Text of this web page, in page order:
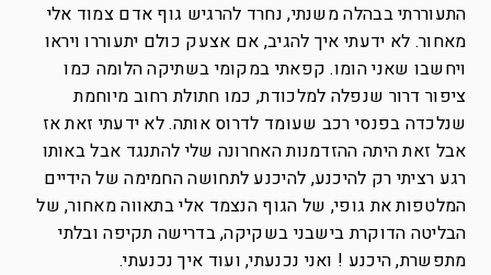
התעוררתי בבהלה משנתי, נחרד להרגיש גוף אדם צמוד אלי
מאחור. לא ידעתי איך להגיב, אם אצעק כולם יתעוררו ויראו
ויחשבו שאני הומו. קפאתי במקומי בשתיקה הלומה כמו
ציפור דרור שנפלה למלכודת, כמו חתולת רחוב מיוחמת
שנלכדה בפנסי רכב שעומד לדרוס אותה. לא ידעתי זאת אז
אבל זאת היתה ההזדמנות האחרונה שלי להתנגד אבל באותו
רגע רציתי רק להיכנע, להיכנע לתחושה החמימה של הידיים
המלטפות את גופי, של הגוף הנצמד אלי בתאווה מאחור, של
הבליטה הדוקרת בישבני בשקיקה, בדרישה תקיפה ובלתי
מתפשרת, היכנע ! ואני נכנעתי, ועוד איך נכנעתי.